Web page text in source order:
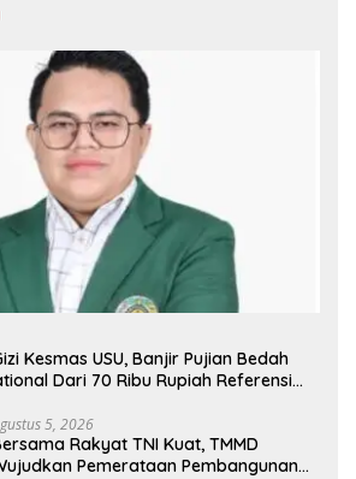
Kesmas USU, Banjir Pujian Bedah
Dari 70 Ribu Rupiah Referensi
5, 2026
Rakyat TNI Kuat, TMMD
Pemerataan Pembangunan